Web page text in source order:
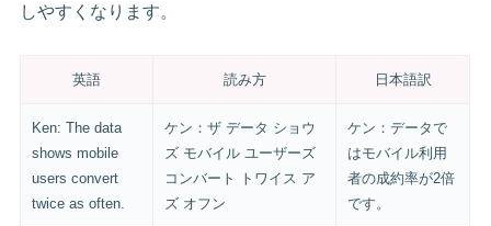
しやすくなります。
英語 読み方 日本語訳
Ken: The data
shows mobile
users convert
twice as often.
ケン：ザ データ ショウ
ズ モバイル ユーザーズ
コンバート トワイス ア
ズ オフン
ケン：データで
はモバイル利用
者の成約率が2倍
です。